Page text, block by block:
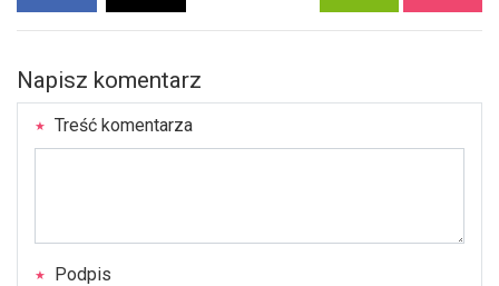
Napisz komentarz
Treść komentarza
Podpis